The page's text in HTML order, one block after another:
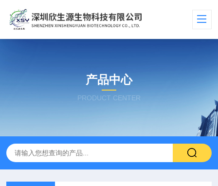
产品中心
PRODUCT CENTER